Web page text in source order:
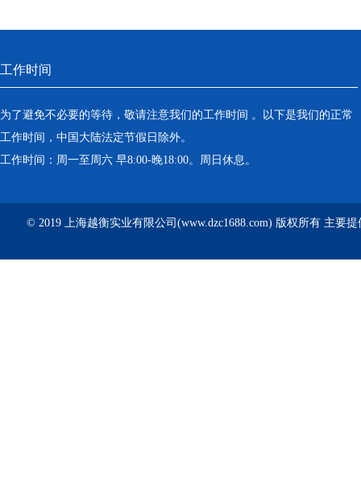
工作时间
为了避免不必要的等待，敬请注意我们的工作时间 。以下是我们的正常
工作时间，中国大陆法定节假日除外。
工作时间：周一至周六 早8:00-晚18:00。周日休息。
© 2019 上海越衡实业有限公司(www.dzc1688.com) 版权所有 主要提